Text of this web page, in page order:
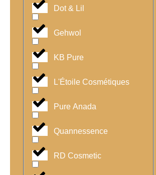
Dot & Lil
Gehwol
KB Pure
L'Étoile Cosmétiques
Pure Anada
Quannessence
RD Cosmetic